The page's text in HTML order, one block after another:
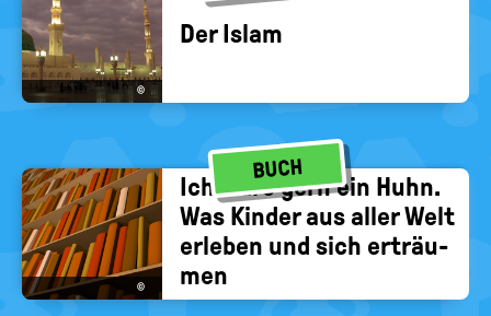
©
Der Islam
BUCH
©
Ich wäre gern ein Huhn.
Was Kin­der aus aller Welt
er­le­ben und sich er­träu­
men